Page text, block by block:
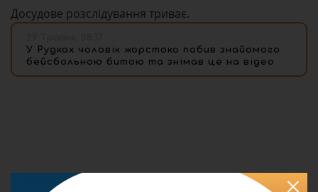
Досудове розслідування триває.
У Рудках чоловік жорстоко побив знайомого
бейсбольною битою та знімав це на відео